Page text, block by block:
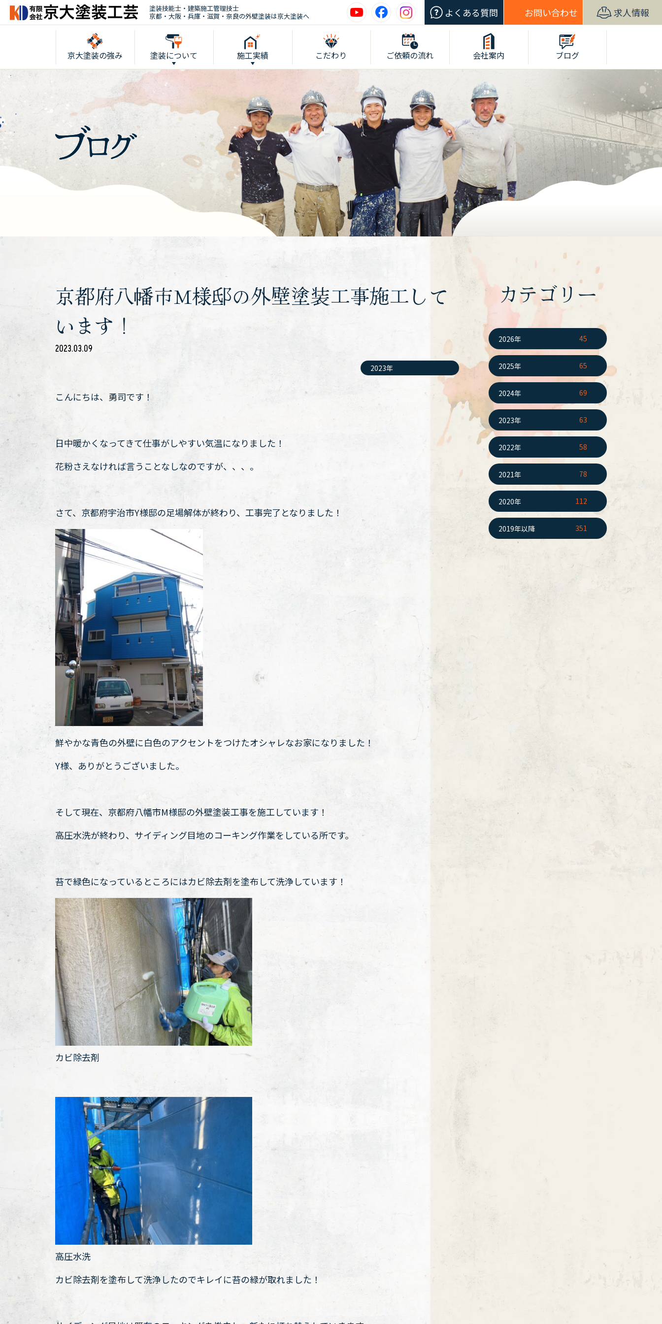
塗装技能士・建築施工管理技士
京都・大阪・兵庫・滋賀・奈良の外壁塗装は京大塗装へ
よくある質問 お問い合わせ 求人情報
京大塗装の強み 塗装について 施工実績 こだわり ご依頼の流れ 会社案内 ブログ
京都府八幡市M様邸の外壁塗装工事施工して
います！
2023.03.09
2023年
こんにちは、勇司です！
日中暖かくなってきて仕事がしやすい気温になりました！
花粉さえなければ言うことなしなのですが、、、。
さて、京都府宇治市Y様邸の足場解体が終わり、工事完了となりました！
鮮やかな青色の外壁に白色のアクセントをつけたオシャレなお家になりました！
Y様、ありがとうございました。
そして現在、京都府八幡市M様邸の外壁塗装工事を施工しています！
高圧水洗が終わり、サイディング目地のコーキング作業をしている所です。
苔で緑色になっているところにはカビ除去剤を塗布して洗浄しています！
カビ除去剤
高圧水洗
カビ除去剤を塗布して洗浄したのでキレイに苔の緑が取れました！
カテゴリー
2026年 45
2025年 65
2024年 69
2023年 63
2022年 58
2021年 78
2020年 112
2019年以降 351